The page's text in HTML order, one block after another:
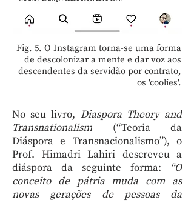
Fig. 5. O Instagram torna-se uma forma
de descolonizar a mente e dar voz aos
descendentes da servidão por contrato,
os 'coolies'.
No seu livro, Diaspora Theory and
Transnationalism (“Teoria da
Diáspora e Transnacionalismo”), o
Prof. Himadri Lahiri descreveu a
diáspora da seguinte forma: “O
conceito de pátria muda com as
novas gerações de pessoas da